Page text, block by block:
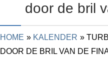
door de bril
HOME KALENDER
DOOR DE BRIL VAN DE